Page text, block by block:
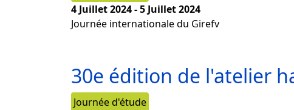
4 Juillet 2024-5 Juillet 2024
Journée internationale du Girefv
30e édition de l'atelier
Journée d'étude